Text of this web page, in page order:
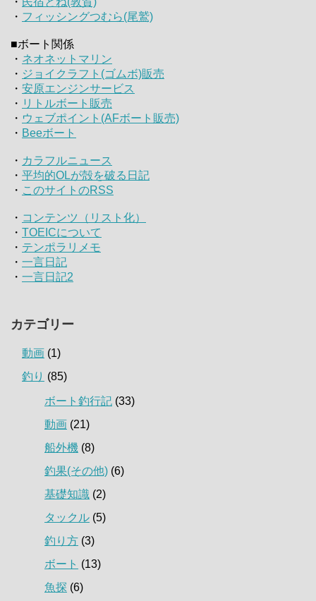
・ フィッシングつむら(尾鷲)
■ボート関係
・ ネオネットマリン
・ ジョイクラフト(ゴムボ)販売
・ 安原エンジンサービス
・ リトルボート販売
・ ウェブポイント(AFボート販売)
・ Beeボート
・ カラフルニュース
・ 平均的OLが殻を破る日記
・ このサイトのRSS
・ コンテンツ（リスト化）
・ TOEICについて
・ テンポラリメモ
・ 一言日記
・ 一言日記2
カテゴリー
動画 (1)
釣り (85)
ボート釣行記 (33)
動画 (21)
船外機 (8)
釣果(その他) (6)
基礎知識 (2)
タックル (5)
釣り方 (3)
ボート (13)
魚探 (6)